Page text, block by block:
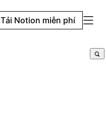
Tải Notion miễn phí